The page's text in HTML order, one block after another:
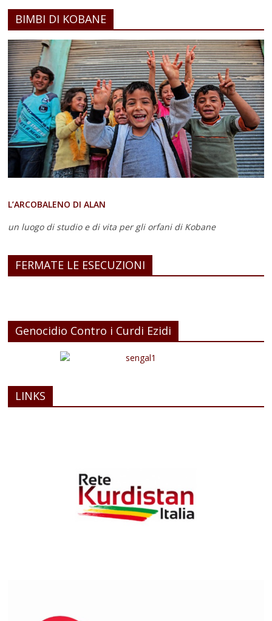
BIMBI DI KOBANE
L’ARCOBALENO DI ALAN
un luogo di studio e di vita per gli orfani di Kobane
FERMATE LE ESECUZIONI
Genocidio Contro i Curdi Ezidi
LINKS